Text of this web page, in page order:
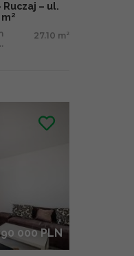
Ruczaj – ul.
27.10 m 2
000 PLN